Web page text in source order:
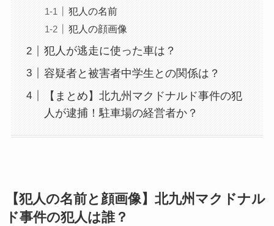
犯人の名前
犯人の顔画像
犯人が逃走に使った車は？
容疑者と被害者中学生との関係は？
【まとめ】北九州マクドナルド事件の犯
人が逮捕！駐車場の経営者か？
【犯人の名前と顔画像】北九州マクドナル
ド事件の犯人は誰？